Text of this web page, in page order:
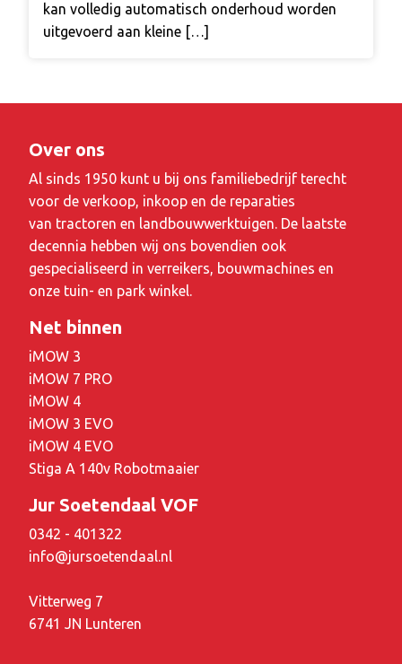
kan volledig automatisch onderhoud worden
uitgevoerd aan kleine […]
Over ons
Al sinds 1950 kunt u bij ons familiebedrijf terecht
voor de verkoop, inkoop en de reparaties
van tractoren en landbouwwerktuigen. De laatste
decennia hebben wij ons bovendien ook
gespecialiseerd in verreikers, bouwmachines en
onze tuin- en park winkel.
Net binnen
iMOW 3
iMOW 7 PRO
iMOW 4
iMOW 3 EVO
iMOW 4 EVO
Stiga A 140v Robotmaaier
Jur Soetendaal VOF
0342 - 401322
info@jursoetendaal.nl
Vitterweg 7
6741 JN Lunteren